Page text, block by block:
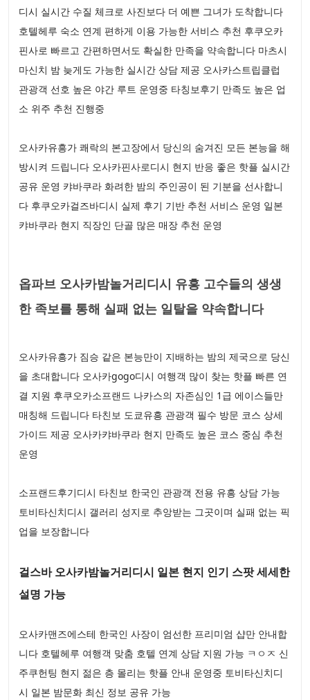
디시 실시간 수질 체크로 사진보다 더 예쁜 그녀가 도착합니다
호텔헤루 숙소 연계 편하게 이용 가능한 서비스 추천 후쿠오카
핀사로 빠르고 간편하면서도 확실한 만족을 약속합니다 마츠시
마신치 밤 늦게도 가능한 실시간 상담 제공 오사카스트립클럽
관광객 선호 높은 야간 루트 운영중 타칭보후기 만족도 높은 업
소 위주 추천 진행중
오사카유흥가 쾌락의 본고장에서 당신의 숨겨진 모든 본능을 해
방시켜 드립니다 오사카핀사로디시 현지 반응 좋은 핫플 실시간
공유 운영 캬바쿠라 화려한 밤의 주인공이 된 기분을 선사합니
다 후쿠오카걸즈바디시 실제 후기 기반 추천 서비스 운영 일본
캬바쿠라 현지 직장인 단골 많은 매장 추천 운영
옵파브 오사카밤놀거리디시 유흥 고수들의 생생
한 족보를 통해 실패 없는 일탈을 약속합니다
오사카유흥가 짐승 같은 본능만이 지배하는 밤의 제국으로 당신
을 초대합니다 오사카gogo디시 여행객 많이 찾는 핫플 빠른 연
결 지원 후쿠오카소프랜드 나카스의 자존심인 1급 에이스들만
매칭해 드립니다 타친보 도쿄유흥 관광객 필수 방문 코스 상세
가이드 제공 오사카캬바쿠라 현지 만족도 높은 코스 중심 추천
운영
소프랜드후기디시 타친보 한국인 관광객 전용 유흥 상담 가능
토비타신치디시 갤러리 성지로 추앙받는 그곳이며 실패 없는 픽
업을 보장합니다
걸스바 오사카밤놀거리디시 일본 현지 인기 스팟 세세한
설명 가능
오사카맨즈에스테 한국인 사장이 엄선한 프리미엄 샵만 안내합
니다 호텔헤루 여행객 맞춤 호텔 연계 상담 지원 가능 ㅋㅇㅈ 신
주쿠헌팅 현지 젊은 층 몰리는 핫플 안내 운영중 토비타신치디
시 일본 밤문화 최신 정보 공유 가능